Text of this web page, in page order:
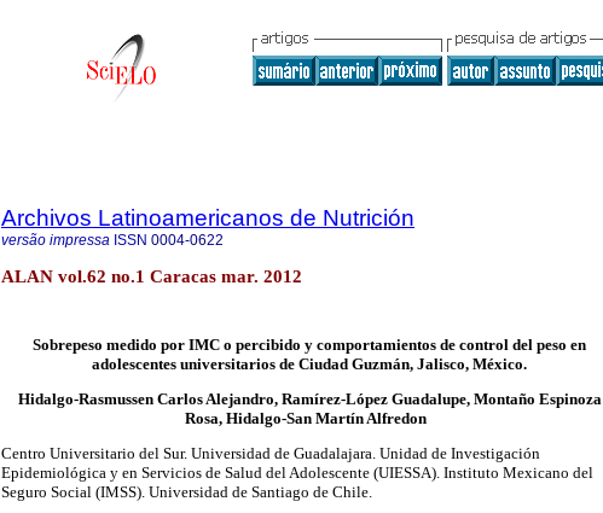
Archivos Latinoamericanos de Nutrición
versão impressa ISSN 0004-0622
ALAN vol.62 no.1 Caracas mar. 2012
Sobrepeso medido por IMC o percibido y comportamientos de control del peso en
adolescentes universitarios de Ciudad Guzmán, Jalisco, México.
Hidalgo-Rasmussen Carlos Alejandro, Ramírez-López Guadalupe, Montaño Espinoza
Rosa, Hidalgo-San Martín Alfredon
Centro Universitario del Sur. Universidad de Guadalajara. Unidad de Investigación
Epidemiológica y en Servicios de Salud del Adolescente (UIESSA). Instituto Mexicano del
Seguro Social (IMSS). Universidad de Santiago de Chile.